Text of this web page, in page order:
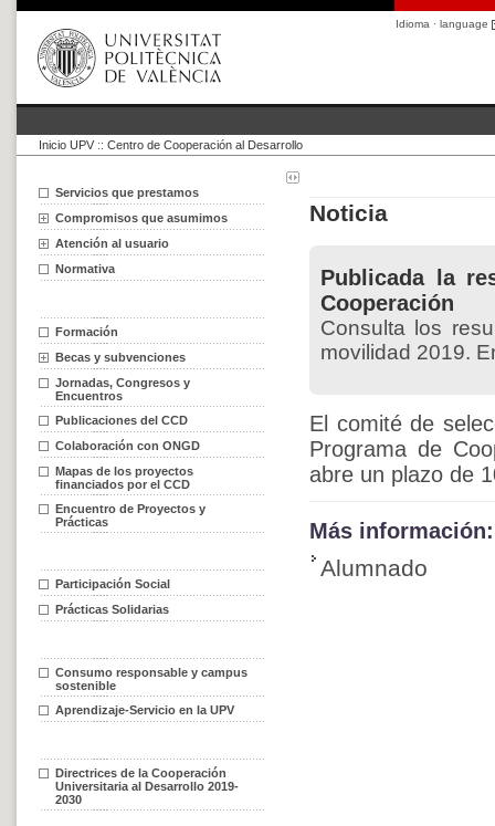
Idioma · language
Inicio UPV :: Centro de Cooperación al Desarrollo
Servicios que prestamos
Compromisos que asumimos
Atención al usuario
Normativa
Formación
Becas y subvenciones
Jornadas, Congresos y
Encuentros
Publicaciones del CCD
Colaboración con ONGD
Mapas de los proyectos
financiados por el CCD
Encuentro de Proyectos y
Prácticas
Participación Social
Prácticas Solidarias
Consumo responsable y campus
sostenible
Aprendizaje-Servicio en la UPV
Directrices de la Cooperación
Universitaria al Desarrollo 2019-
2030
Noticia
Publicada la
Cooperación
Consulta los
movilidad 2019.
El comité de
Programa de
abre un plazo de
Más información:
Alumnado